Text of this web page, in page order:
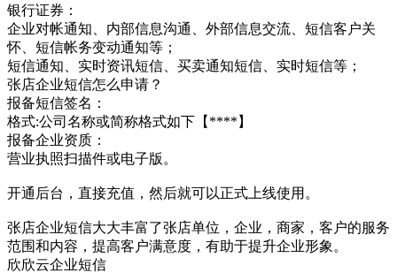
银行证券：
企业对帐通知、内部信息沟通、外部信息交流、短信客户关
怀、短信帐务变动通知等；
短信通知、实时资讯短信、买卖通知短信、实时短信等；
张店企业短信怎么申请？
报备短信签名：
格式:公司名称或简称格式如下【****】
报备企业资质：
营业执照扫描件或电子版。
开通后台，直接充值，然后就可以正式上线使用。
张店企业短信大大丰富了张店单位，企业，商家，客户的服务
范围和内容，提高客户满意度，有助于提升企业形象。
欣欣云企业短信